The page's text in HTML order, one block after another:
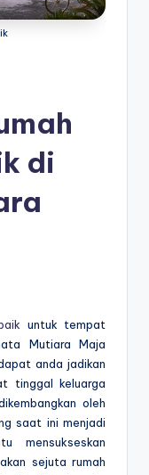
di
untuk tempat
Mutiara Maja
anda jadikan
tinggal keluarga
oleh
saat ini menjadi
mensukseskan
sejuta rumah